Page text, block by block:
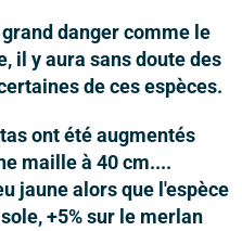
danger comme le
il y aura sans doute des
de ces espèces.
ont été augmentés
maille à 40 cm....
jaune alors que l'espèce
+5% sur le merlan